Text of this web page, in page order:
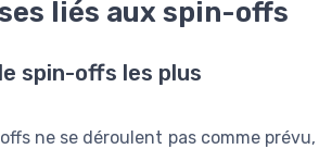
liés aux spin-offs
spin-offs les plus
ne se déroulent pas comme prévu,